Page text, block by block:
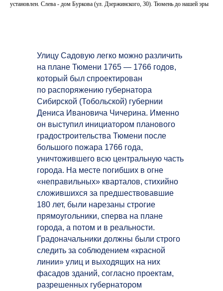
установлен. Слева - дом Буркова (ул. Дзержинского, 30). Тюмень до нашей эры
Улицу Садовую легко можно различить
на плане Тюмени 1765 — 1766 годов,
который был спроектирован
по распоряжению губернатора
Сибирской (Тобольской) губернии
Дениса Ивановича Чичерина. Именно
он выступил инициатором планового
градостроительства Тюмени после
большого пожара 1766 года,
уничтожившего всю центральную часть
города. На месте погибших в огне
«неправильных» кварталов, стихийно
сложившихся за предшествовавшие
180 лет, были нарезаны строгие
прямоугольники, сперва на плане
города, а потом и в реальности.
Градоначальники должны были строго
следить за соблюдением «красной
линии» улиц и выходящих на них
фасадов зданий, согласно проектам,
разрешенных губернатором